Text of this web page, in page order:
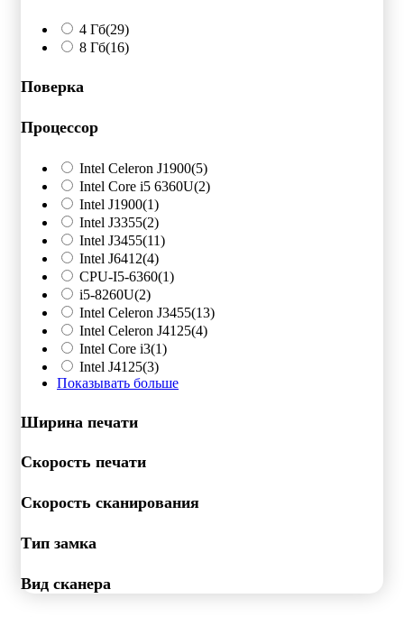
4 Гб(29)
8 Гб(16)
Поверка
Процессор
Intel Celeron J1900(5)
Intel Core i5 6360U(2)
Intel J1900(1)
Intel J3355(2)
Intel J3455(11)
Intel J6412(4)
CPU-I5-6360(1)
i5-8260U(2)
Intel Celeron J3455(13)
Intel Celeron J4125(4)
Intel Core i3(1)
Intel J4125(3)
Показывать больше
Ширина печати
Скорость печати
Скорость сканирования
Тип замка
Вид сканера